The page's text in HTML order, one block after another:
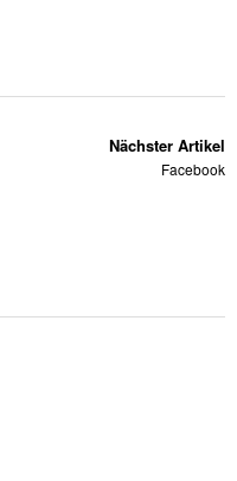
Nächster Artikel
Facebook